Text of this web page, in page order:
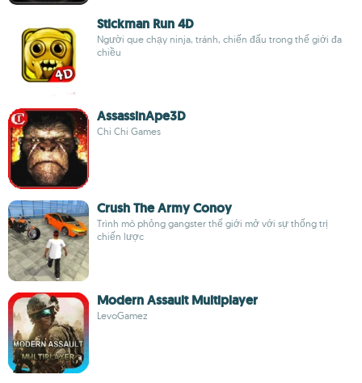
Stickman Run 4D
Người que chạy ninja, tránh, chiến đấu trong thế giới đa
chiều
AssassinApe3D
Chi Chi Games
Crush The Army Conoy
Trình mô phỏng gangster thế giới mở với sự thống trị
chiến lược
Modern Assault Multiplayer
LevoGamez